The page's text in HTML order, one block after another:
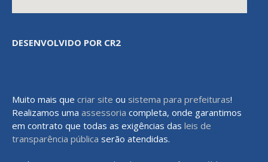
DESENVOLVIDO POR CR2
Muito mais que criar site ou sistema para prefeituras!
Realizamos uma assessoria completa, onde garantimos
em contrato que todas as exigências das leis de
transparência pública serão atendidas.